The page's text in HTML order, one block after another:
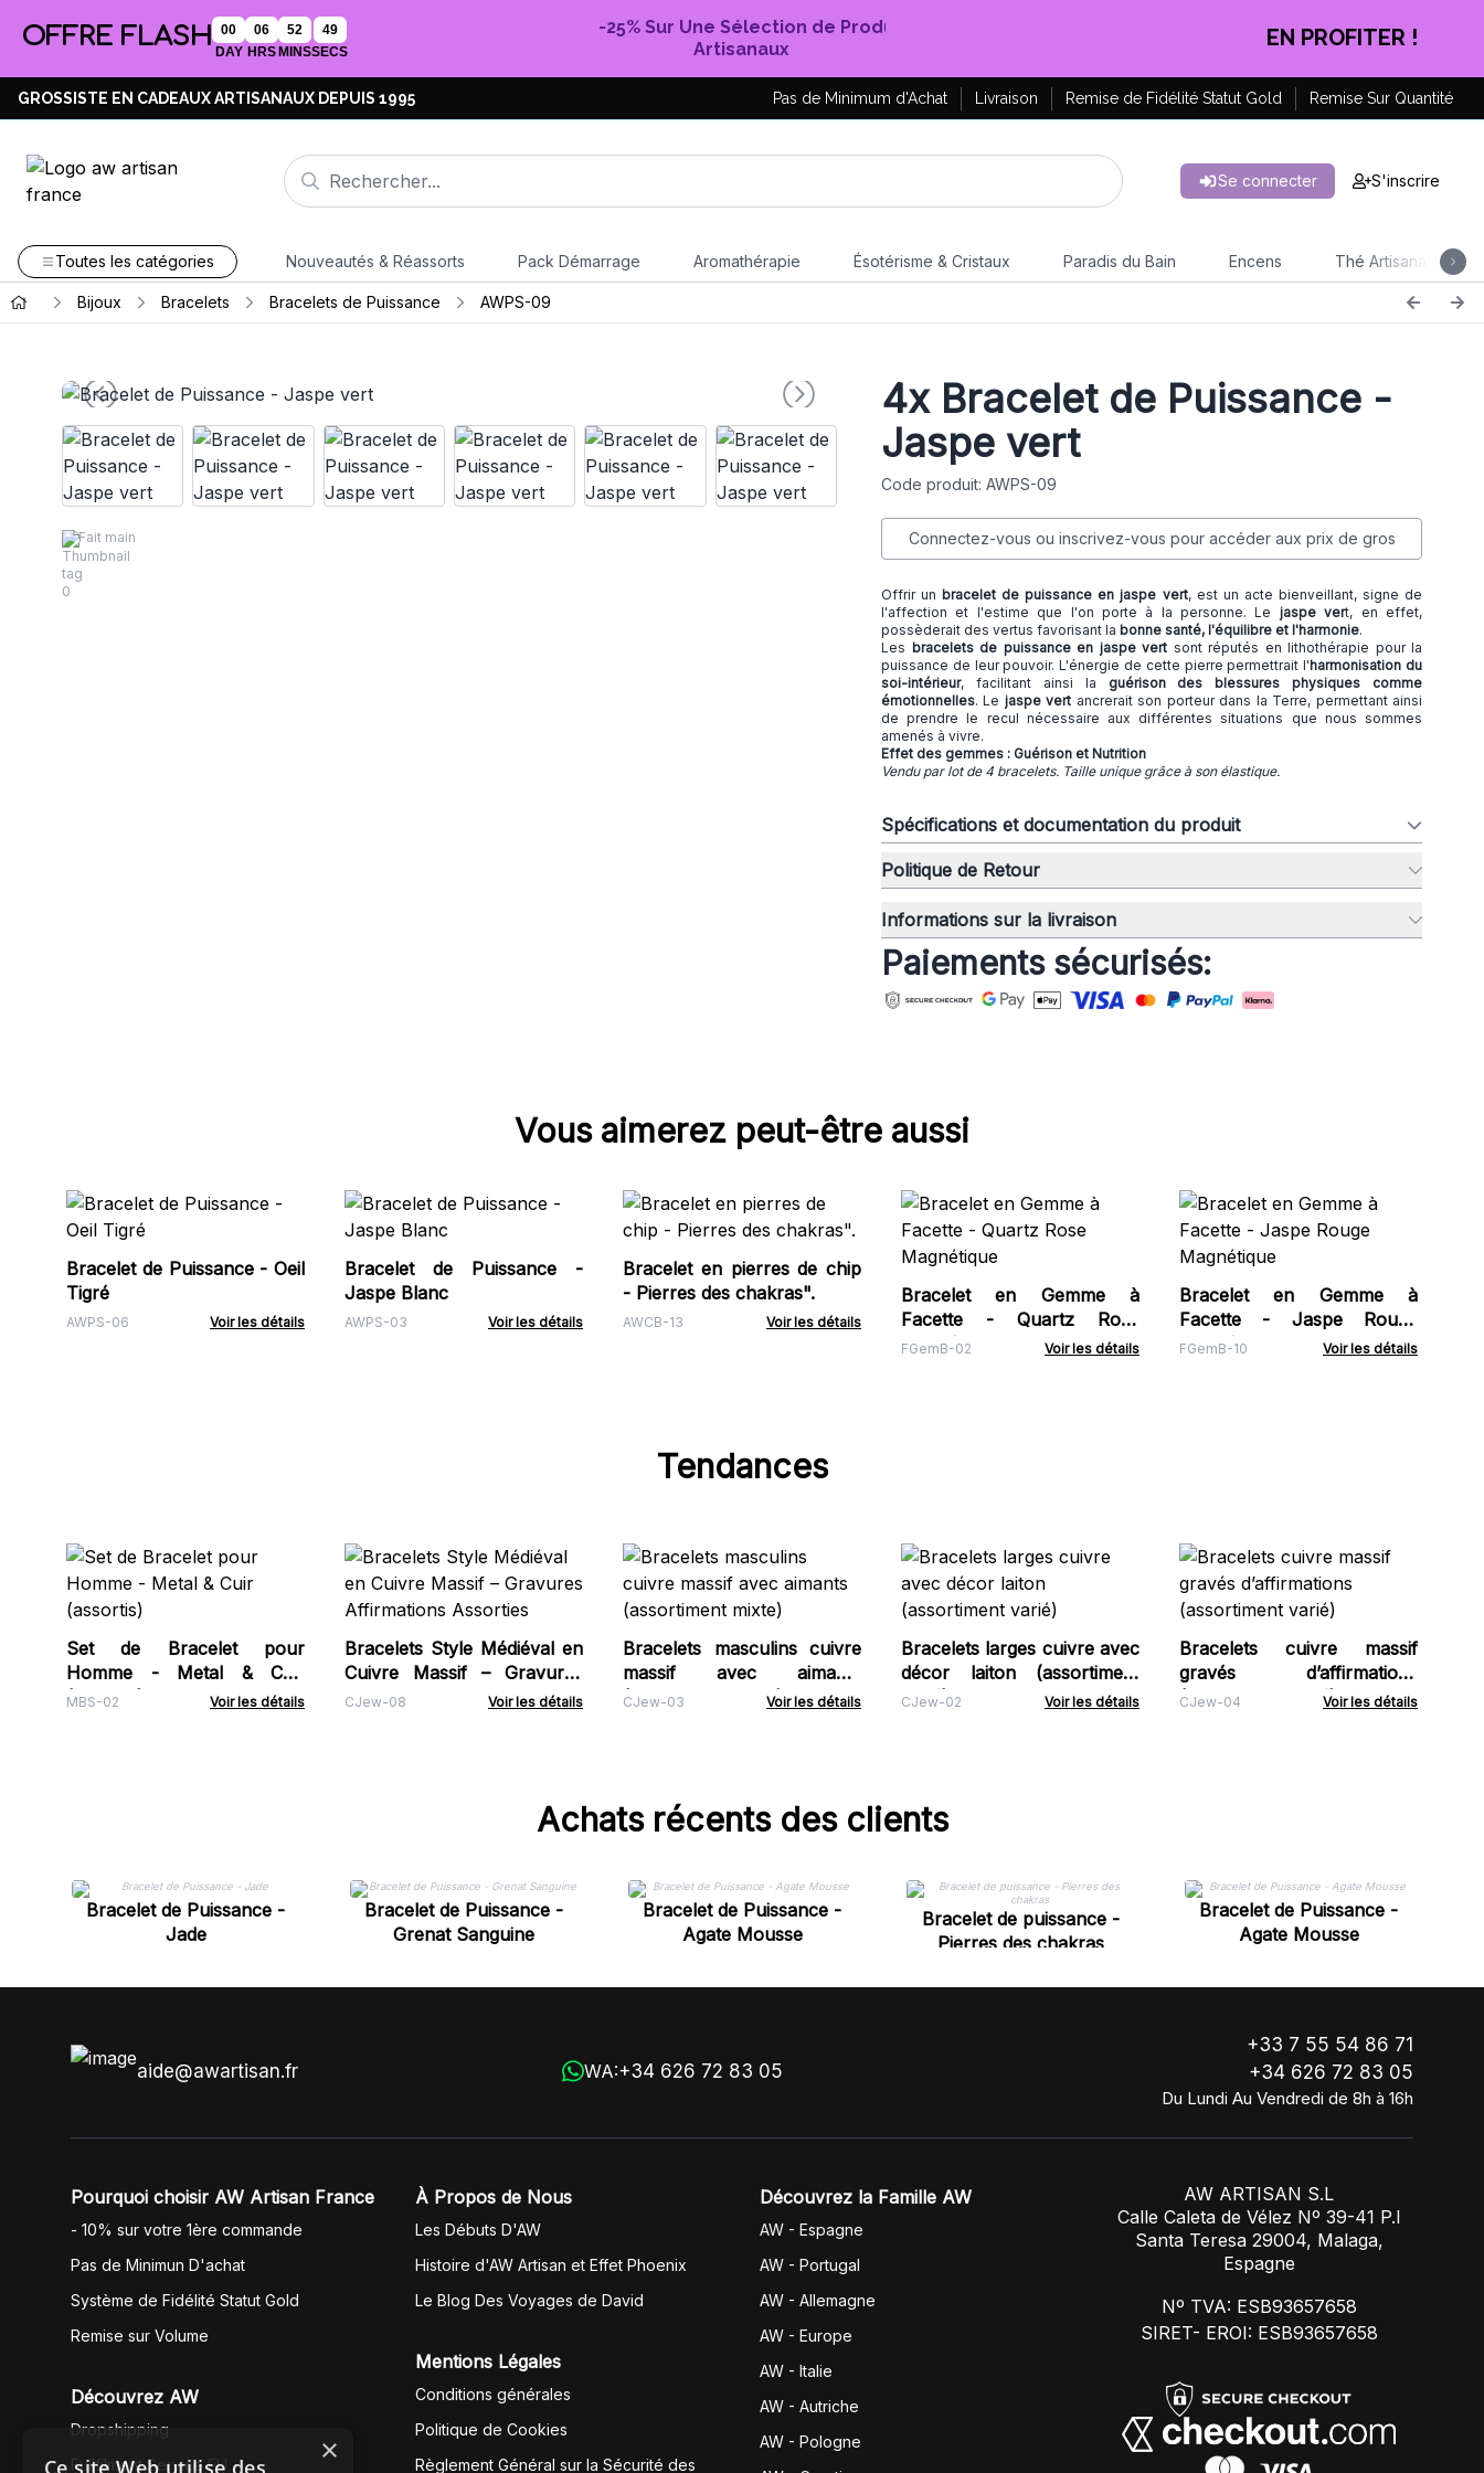
OFFRE FLASH
00
DAY
06
HRS
52
MINS
48
SECS
-25% Sur Une Sélection de Produits
Artisanaux
CLIQUEZ ICI
GROSSISTE EN CADEAUX ARTISANAUX DEPUIS 1995 Pas de Minimum d'Achat Livraison Remise de Fidélité Statut Gold Remise Sur Quantité
Se connecter S'inscrire
Toutes les catégories Nouveautés & Réassorts Pack Démarrage Aromathérapie Ésotérisme & Cristaux Paradis du Bain Encens Thé Artisanal
Bijoux Bracelets Bracelets de Puissance AWPS-09
Fait main
4xBracelet de Puissance -
Jaspe vert
Code produit: AWPS-09
Connectez-vous ou inscrivez-vous pour accéder aux prix de gros
Offrir un bracelet de puissance en jaspe vert, est un acte bienveillant, signe de
l'affection et l'estime que l'on porte à la personne. Le jaspe vert, en effet,
possèderait des vertus favorisant la bonne santé, l'équilibre et l'harmonie.
Les bracelets de puissance en jaspe vert sont réputés en lithothérapie pour la
puissance de leur pouvoir. L'énergie de cette pierre permettrait l'harmonisation du
soi-intérieur, facilitant ainsi la guérison des blessures physiques comme
émotionnelles. Le jaspe vert ancrerait son porteur dans la Terre, permettant ainsi
de prendre le recul nécessaire aux différentes situations que nous sommes
amenés à vivre.
Effet des gemmes : Guérison et Nutrition
Vendu par lot de 4 bracelets. Taille unique grâce à son élastique.
Spécifications et documentation du produit
Politique de Retour
Informations sur la livraison
Paiements sécurisés:
Vous aimerez peut-être aussi
Bracelet de Puissance - Oeil
Tigré
AWPS-06 Voir les détails
Bracelet de Puissance -
Jaspe Blanc
AWPS-03 Voir les détails
Bracelet en pierres de chip
- Pierres des chakras".
AWCB-13 Voir les détails
Bracelet en Gemme à
Facette - Quartz Rose
Magnétique
FGemB-02 Voir les détails
Bracelet en Gemme à
Facette - Jaspe Rouge
Magnétique
FGemB-10 Voir les détails
Tendances
Set de Bracelet pour
Homme - Metal & Cuir
(assortis)
MBS-02 Voir les détails
Bracelets Style Médiéval en
Cuivre Massif – Gravures
Affirmations Assorties
CJew-08 Voir les détails
Bracelets masculins cuivre
massif avec aimants
(assortiment mixte)
CJew-03 Voir les détails
Bracelets larges cuivre avec
décor laiton (assortiment
varié)
CJew-02 Voir les détails
Bracelets cuivre massif
gravés d’affirmations
(assortiment varié)
CJew-04 Voir les détails
Achats récents des clients
Bracelet de Puissance -
Jade
Bracelet de Puissance -
Grenat Sanguine
Bracelet de Puissance -
Agate Mousse
Bracelet de puissance -
Pierres des chakras
Bracelet de Puissance -
Agate Mousse
aide@awartisan.fr WA:+34 626 72 83 05
+33 7 55 54 86 71
+34 626 72 83 05
Du Lundi Au Vendredi de 8h à 16h
Pourquoi choisir AW Artisan France
- 10% sur votre 1ère commande
Pas de Minimun D'achat
Système de Fidélité Statut Gold
Remise sur Volume
Découvrez AW
Dropshipping
Fullfilment Service EU
À Propos de Nous
Les Débuts D'AW
Histoire d'AW Artisan et Effet Phoenix
Le Blog Des Voyages de David
Mentions Légales
Conditions générales
Politique de Cookies
Règlement Général sur la Sécurité des
Découvrez la Famille AW
AW - Espagne
AW - Portugal
AW - Allemagne
AW - Europe
AW - Italie
AW - Autriche
AW - Pologne
AW ARTISAN S.L
Calle Caleta de Vélez Nº 39-41 P.I
Santa Teresa 29004, Malaga,
Espagne
Nº TVA: ESB93657658
SIRET- EROI: ESB93657658
×
Ce site Web utilise des